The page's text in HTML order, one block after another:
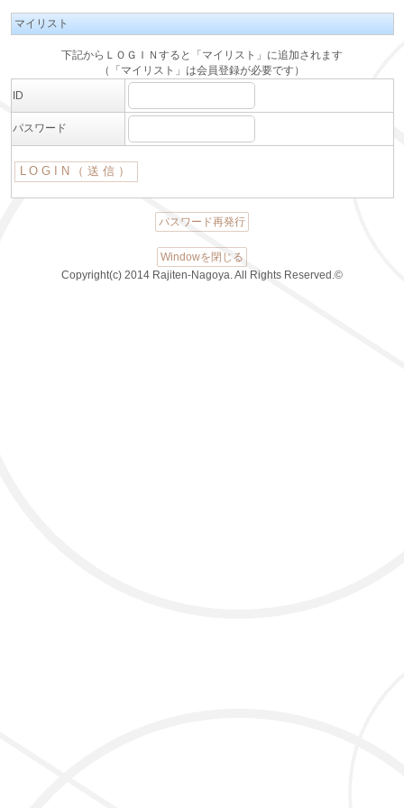
マイリスト
下記からＬＯＧＩＮすると「マイリスト」に追加されます
（「マイリスト」は会員登録が必要です）
ID
パスワード
パスワード再発行
Windowを閉じる
Copyright(c) 2014 Rajiten-Nagoya. All Rights Reserved.©